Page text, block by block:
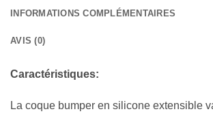
INFORMATIONS COMPLÉMENTAIRES
AVIS (0)
Caractéristiques:
La coque bumper en silicone extensible